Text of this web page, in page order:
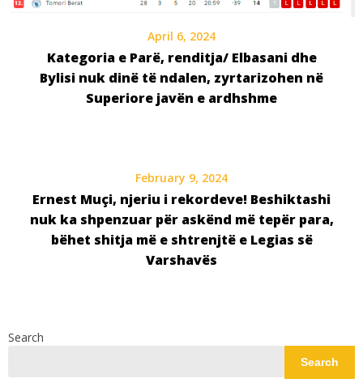
April 6, 2024
Kategoria e Parë, renditja/ Elbasani dhe
Bylisi nuk dinë të ndalen, zyrtarizohen në
Superiore javën e ardhshme
February 9, 2024
Ernest Muçi, njeriu i rekordeve! Beshiktashi
nuk ka shpenzuar për askënd më tepër para,
bëhet shitja më e shtrenjtë e Legias së
Varshavës
Search
Search